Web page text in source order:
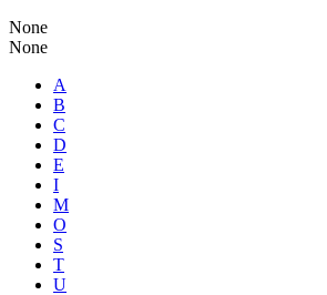
None
None
A
B
C
D
E
I
M
O
S
T
U